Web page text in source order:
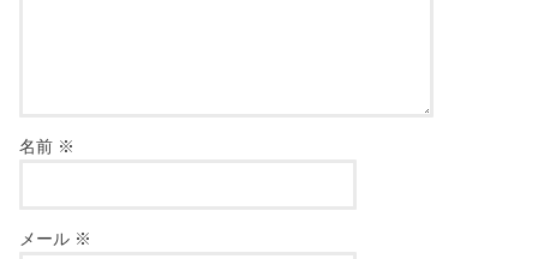
名前 ※
メール ※